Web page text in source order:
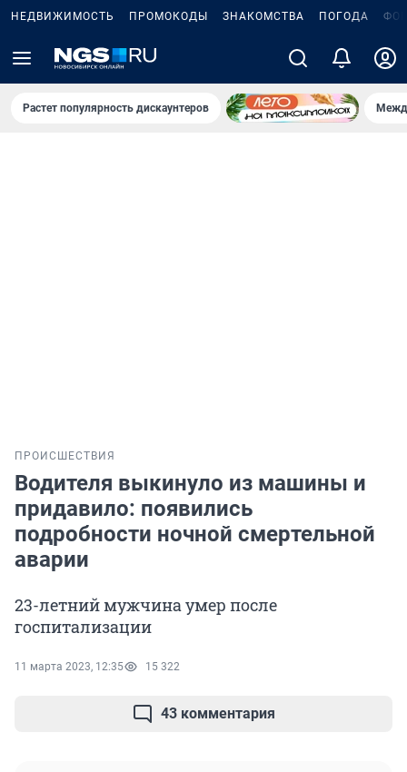
НЕДВИЖИМОСТЬ ПРОМОКОДЫ ЗНАКОМСТВА ПОГОДА
Растет популярность дискаунтеров
ПРОИСШЕСТВИЯ
Водителя выкинуло из машины и
придавило: появились
подробности ночной смертельной
аварии
23-летний мужчина умер после
госпитализации
11 марта 2023, 12:35 15 322
43 комментария